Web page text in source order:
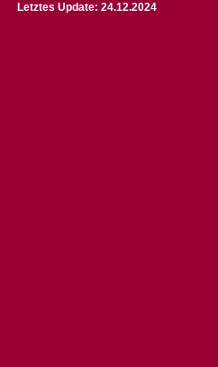
Letztes Update: 24.12.2024